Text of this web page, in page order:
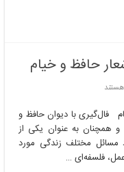
حافظ و خیام
فال‌گیری با دیوان حافظ و
و همچنان به عنوان یکی از
مسائل مختلف زندگی مورد
عمل، فلسفه‌ای …